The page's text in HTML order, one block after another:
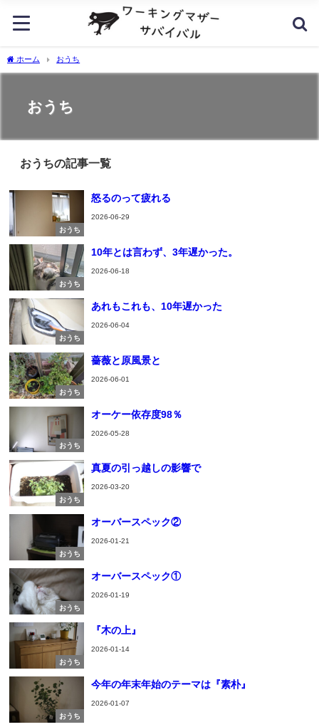
ホーム おうち
おうち
おうちの記事一覧
おうち
怒るのって疲れる
2026-06-29
おうち
10年とは言わず、3年遅かった。
2026-06-18
おうち
あれもこれも、10年遅かった
2026-06-04
おうち
薔薇と原風景と
2026-06-01
おうち
オーケー依存度98％
2026-05-28
おうち
真夏の引っ越しの影響で
2026-03-20
おうち
オーバースペック②
2026-01-21
おうち
オーバースペック①
2026-01-19
おうち
『木の上』
2026-01-14
おうち
今年の年末年始のテーマは『素朴』
2026-01-07